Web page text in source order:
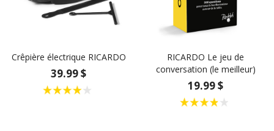
Crêpière électrique RICARDO
39.99 $
RICARDO Le jeu de
conversation (le meilleur)
19.99 $